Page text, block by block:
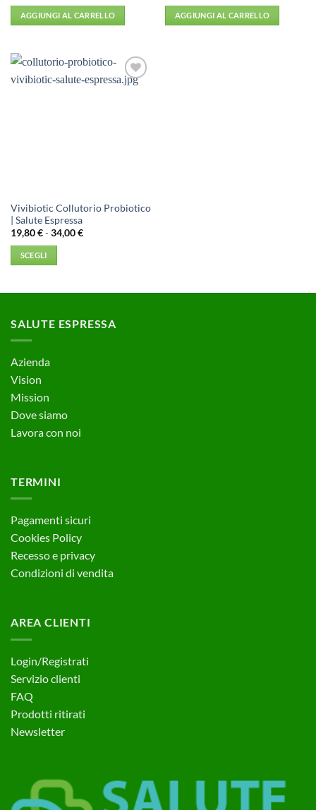
AGGIUNGI AL CARRELLO AGGIUNGI AL CARRELLO
Aggiungi
Vivibiotic Collutorio Probiotico
| Salute Espressa
19,80€ - 34,00€Fascia
SCEGLI
varianti.
opzioni
possono
scelte
nella
pagina
SALUTE ESPRESSA
Azienda
Vision
Mission
Dove siamo
Lavora con noi
TERMINI
Pagamenti sicuri
Cookies Policy
Recesso e privacy
Condizioni di vendita
AREA CLIENTI
Login/Registrati
Servizio clienti
FAQ
Prodotti ritirati
Newsletter